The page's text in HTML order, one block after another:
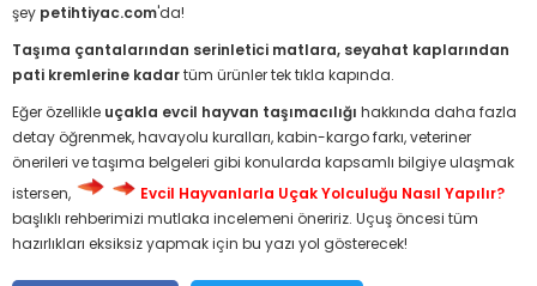
şey petihtiyac.com'da!
Taşıma çantalarından serinletici matlara, seyahat kaplarından
pati kremlerine kadartüm ürünler tek tıkla kapında.
Eğer özellikle uçakla evcil hayvan taşımacılığı hakkında daha fazla
detay öğrenmek, havayolu kuralları, kabin-kargo farkı, veteriner
önerileri ve taşıma belgeleri gibi konularda kapsamlı bilgiye ulaşmak
istersen,
Evcil Hayvanlarla Uçak Yolculuğu Nasıl Yapılır?
başlıklı rehberimizi mutlaka incelemeni öneririz. Uçuş öncesi tüm
hazırlıkları eksiksiz yapmak için bu yazı yol gösterecek!